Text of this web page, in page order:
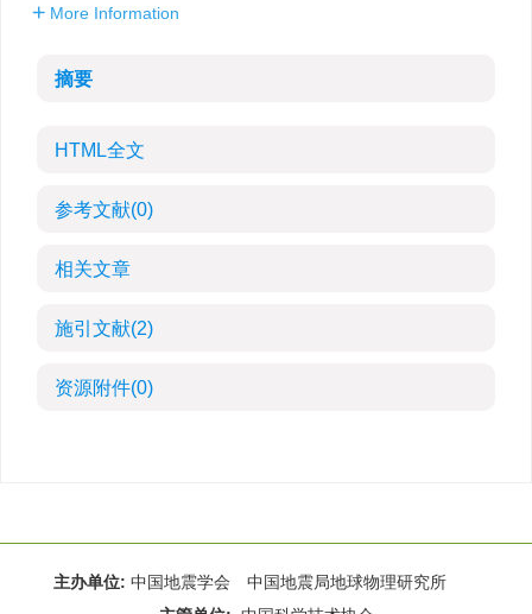
More Information
摘要
HTML全文
参考文献(0)
相关文章
施引文献(2)
资源附件(0)
主办单位: 中国地震学会 中国地震局地球物理研究所